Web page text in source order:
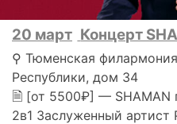
20 март Концерт
⚲ Тюменская
Республики, дом 34
🗎 [от 5500₽] — SHAMAN
2в1 Заслуженный